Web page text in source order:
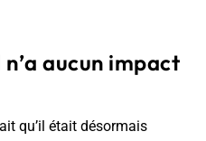
aucun impact
qu’il était désormais